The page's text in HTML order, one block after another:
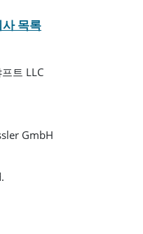
목록
트 LLC
GmbH